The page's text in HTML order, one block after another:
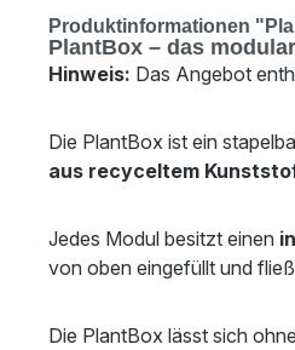
Produktinformationen
PlantBox – das
Hinweis: Das Angebot
Die PlantBox ist ein
aus recyceltem
Jedes Modul besitzt einen
von oben eingefüllt und
Die PlantBox lässt sich